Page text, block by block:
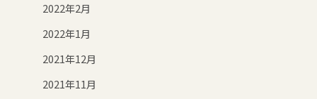
2022年2月
2022年1月
2021年12月
2021年11月